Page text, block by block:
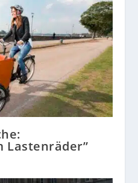
Lastenräder”